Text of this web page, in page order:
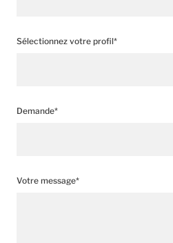
Sélectionnez votre profil*
Demande*
Votre message*